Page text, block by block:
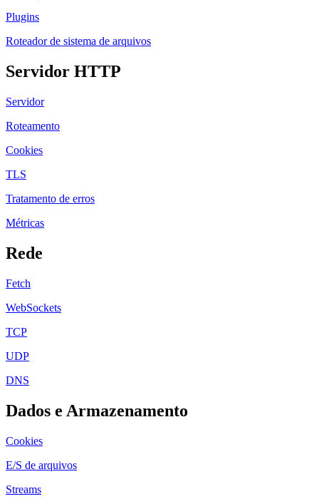
Plugins
Roteador de sistema de arquivos
Servidor HTTP
Servidor
Roteamento
Cookies
TLS
Tratamento de erros
Métricas
Rede
Fetch
WebSockets
TCP
UDP
DNS
Dados e Armazenamento
Cookies
E/S de arquivos
Streams